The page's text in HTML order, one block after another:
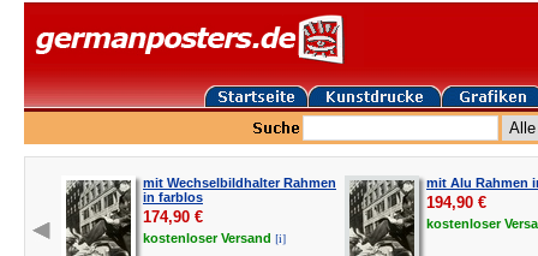
mit Wechselbildhalter Rahmen
in farblos
174,90 €
kostenloserVersand [i]
mit Alu Rahmen
194,90 €
kostenloser